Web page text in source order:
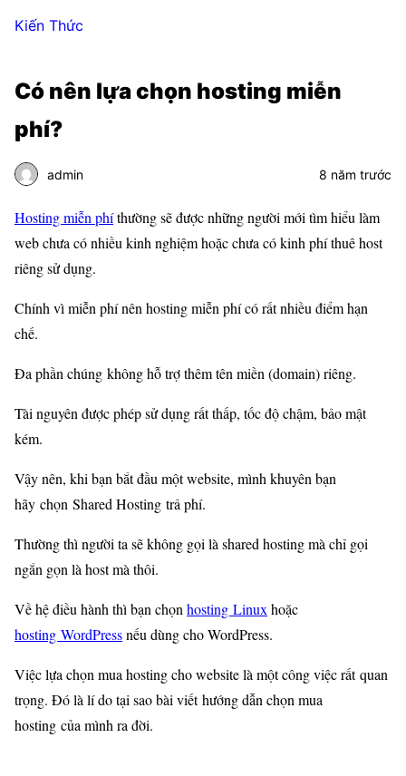
Kiến Thức
Có nên lựa chọn hosting miễn
phí?
admin 8 năm trước
Hosting miễn phíthường sẽ được những người mới tìm hiểu làm
web chưa có nhiều kinh nghiệm hoặc chưa có kinh phí thuê host
riêng sử dụng.
Chính vì miễn phí nên hosting miễn phí có rất nhiều điểm hạn
chế.
Đa phần chúng không hỗ trợ thêm tên miền (domain) riêng.
Tài nguyên được phép sử dụng rất thấp, tốc độ chậm, bảo mật
kém.
Vậy nên, khi bạn bắt đầu một website, mình khuyên bạn
hãy chọn Shared Hosting trả phí.
Thường thì người ta sẽ không gọi là shared hosting mà chỉ gọi
ngắn gọn là host mà thôi.
Về hệ điều hành thì bạn chọn hosting Linux hoặc
hosting WordPressnếu dùng cho WordPress.
Việc lựa chọn mua hosting cho website là một công việc rất quan
trọng. Đó là lí do tại sao bài viết hướng dẫn chọn mua
hosting của mình ra đời.